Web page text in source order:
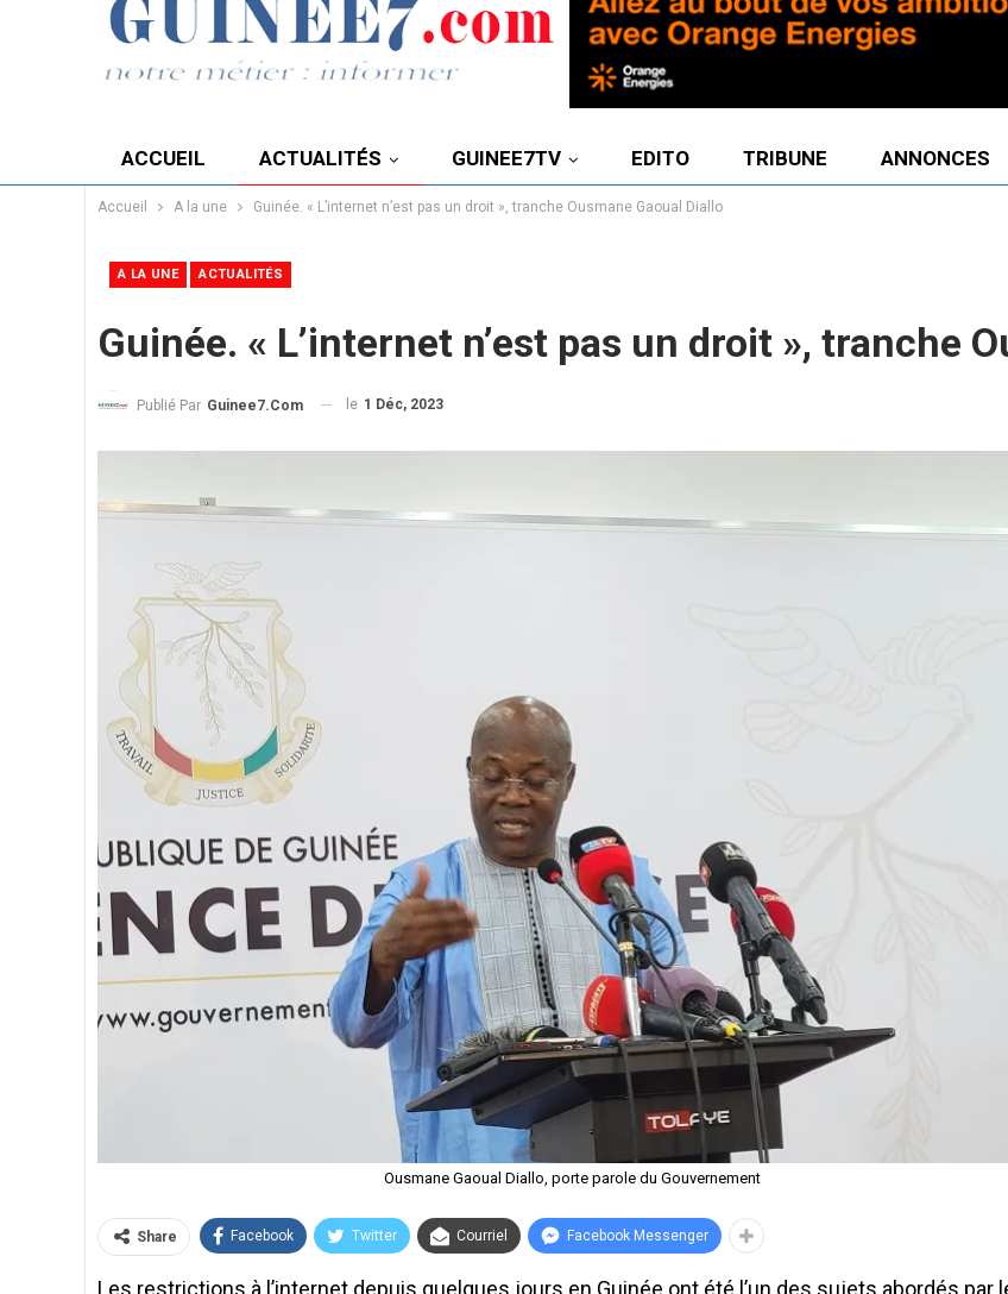
ACCUEIL ACTUALITÉS GUINEE7TV EDITO TRIBUNE ANNONCES
Accueil A la une Guinée. « L’internet n’est pas un droit », tranche Ousmane Gaoual Diallo
A LA UNE ACTUALITÉS
Guinée. « L’internet n’est pas un droit », tranche
Publié Par Guinee7.com le 1 Déc, 2023
Ousmane Gaoual Diallo, porte parole du Gouvernement
Share Facebook Twitter Courriel Facebook Messenger
Les restrictions à l’internet depuis quelques jours en Guinée ont été l’un des sujets abordés par